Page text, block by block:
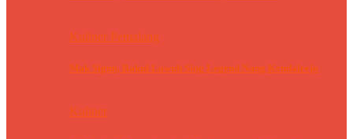
Kuliner Pemalang
Mak Sigun, Bakul Lawuh Sing Legend Nang Kendalrejo
Kuliner